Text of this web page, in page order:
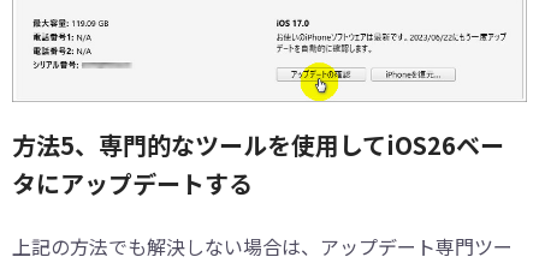
方法5、専門的なツールを使用してiOS26ベー
タにアップデートする
上記の方法でも解決しない場合は、アップデート専門ツー